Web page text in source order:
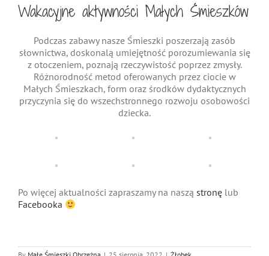
Wakacyjne aktywności Małych Śmieszków
Podczas zabawy nasze Śmieszki poszerzają zasób
słownictwa, doskonalą umiejętność porozumiewania się
z otoczeniem, poznają rzeczywistość poprzez zmysły.
Różnorodność metod oferowanych przez ciocie w
Małych Śmieszkach, form oraz środków dydaktycznych
przyczynia się do wszechstronnego rozwoju osobowości
dziecka.
Po więcej aktualności zapraszamy na naszą stronę lub
Facebooka